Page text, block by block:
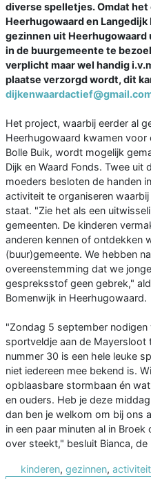
diverse spelletjes. Omdat
Heerhugowaard en
gezinnen uit
in de buurgemeente te
verplicht maar wel handig
plaatse verzorgd wordt, dit
Het project, waarbij eerder al
Heerhugowaard kwamen voor
Bolle Buik, wordt mogelijk
Dijk en Waard Fonds. Twee
moeders besloten de handen
activiteit te organiseren
staat. "Zie het als een
gemeenten. De kinderen
anderen kennen of ontdekken
(buur)gemeente. We hebben
overeenstemming dat we
gespreksstof geen gebrek,"
Bomenwijk in Heerhugowaard.
"Zondag 5 september nodigen
sportveldje aan de
nummer 30 is een hele leuke
niet iedereen mee bekend is.
opblaasbare stormbaan én
en ouders. Heb je deze
dan ben je welkom om bij ons
in een paar minuten al in
over steekt," besluit Bianca,
kinderen, gezinnen, activiteit